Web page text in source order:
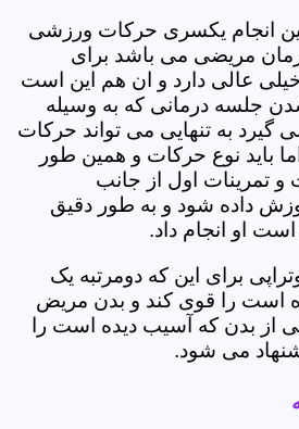
انجام یکسری حرکات ورزشی
مریضی می باشد برای
عالی دارد و ان هم این است
جلسه درمانی که به وسیله
گیرد به تنهایی می تواند حرکات
باید نوع حرکات و همین طور
و تمرینات اول از جانب
داده شود و به طور دقیق
او انجام داد.
برای این که دومرتبه یک
را قوی کند و بدن مریض
از بدن که آسیب دیده است را
می شود.